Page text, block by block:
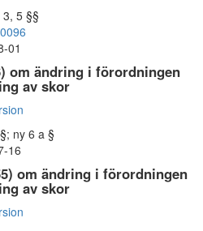
5 §§
01
om ändring i förordningen
av skor
ny 6 a §
16
om ändring i förordningen
av skor